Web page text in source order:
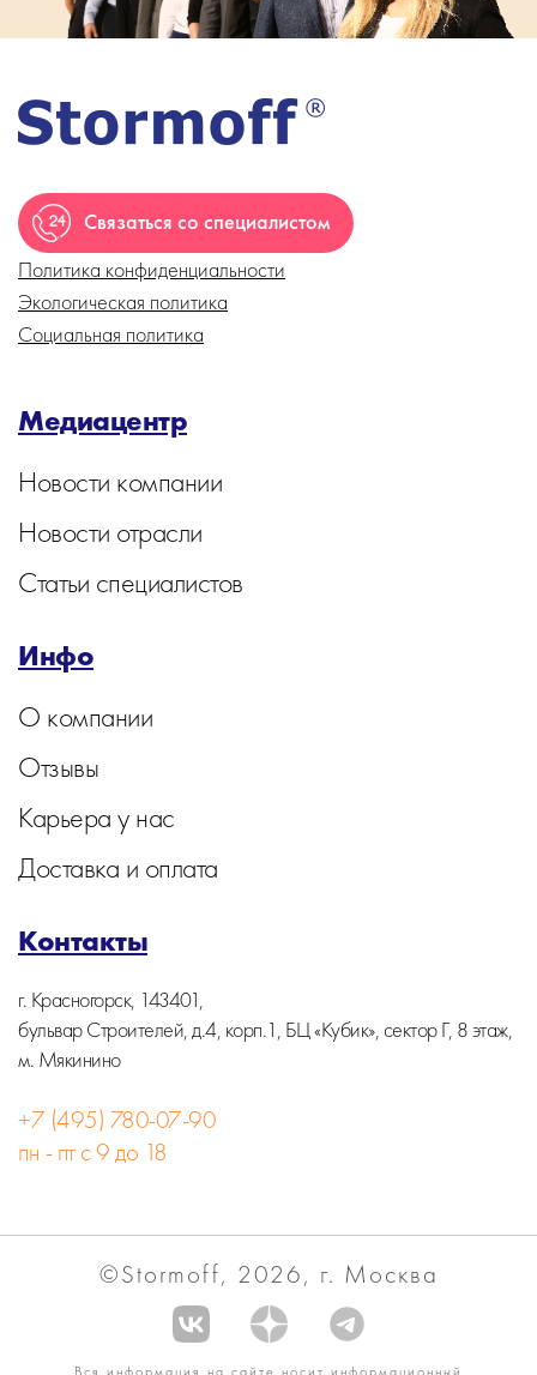
Связаться со специалистом
Политика конфиденциальности
Экологическая политика
Социальная политика
Медиацентр
Новости компании
Новости отрасли
Статьи специалистов
Инфо
О компании
Отзывы
Карьера у нас
Доставка и оплата
Контакты
г. Красногорск, 143401,
бульвар Строителей, д.4, корп.1, БЦ «Кубик», сектор Г, 8 этаж,
м. Мякинино
+7 (495) 780-07-90
пн - пт с 9 до 18
©Stormoff, 2026, г. Москва